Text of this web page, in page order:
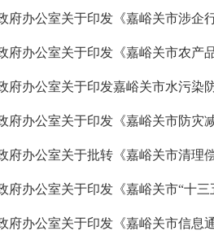
府办公室关于印发《嘉峪关市农产
府办公室关于印发嘉峪关市水污染
府办公室关于印发《嘉峪关市防灾